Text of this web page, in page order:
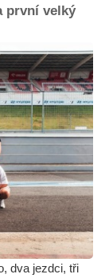
první velký
dva jezdci, tři